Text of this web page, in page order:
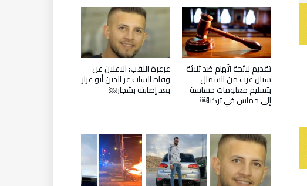
عرعرة النقب: الاعلان عن
وفاة الشاب عز الدين أبو عرار
بعد إصابته بشجار￼
تقديم لائحة اتّهام ضد ثلاثة
شبان عرب من الشمال
بتسليم معلومات حساسة
إلى حماس في تركيا￼